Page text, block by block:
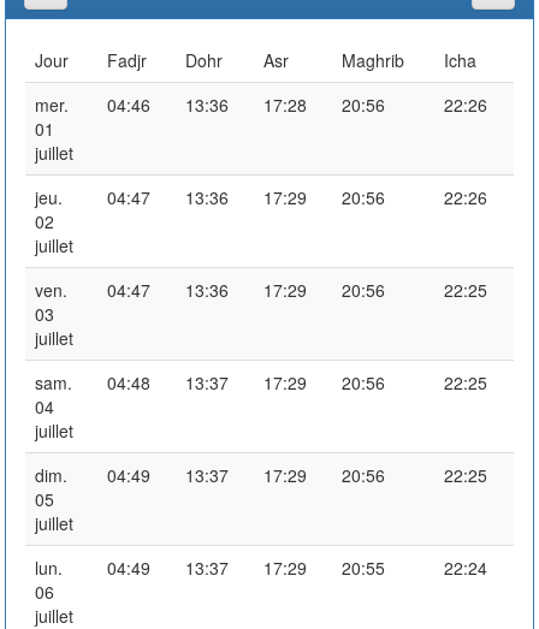
Jour Fadjr Dohr Asr Maghrib
Icha
mer.
01
juillet
04:46 13:36 17:28 20:56 22:26
jeu.
02
juillet
04:47 13:36 17:29 20:56 22:26
ven.
03
juillet
04:47 13:36 17:29 20:56 22:25
sam.
04
juillet
04:48 13:37 17:29 20:56 22:25
dim.
05
juillet
04:49 13:37 17:29 20:56 22:25
lun.
06
juillet
04:49 13:37 17:29 20:55 22:24